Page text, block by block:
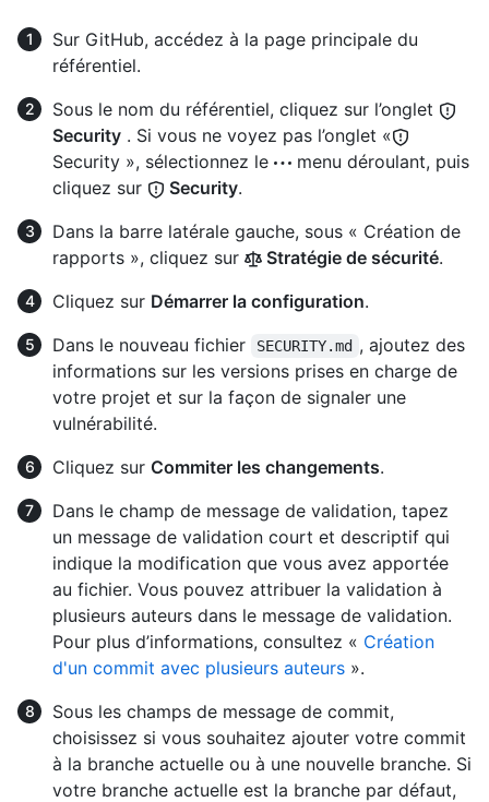
Sur GitHub, accédez à la page principale du
référentiel.
Sous le nom du référentiel, cliquez sur l’onglet
Security . Si vous ne voyez pas l’onglet «
Security », sélectionnez le
menu déroulant, puis
cliquez sur
Security.
Dans la barre latérale gauche, sous « Création de
rapports », cliquez sur
Stratégie de sécurité.
Cliquez sur Démarrer la configuration.
Dans le nouveau fichier
SECURITY.md , ajoutez des
informations sur les versions prises en charge de
votre projet et sur la façon de signaler une
vulnérabilité.
Cliquez sur Commiter les changements.
Dans le champ de message de validation, tapez
un message de validation court et descriptif qui
indique la modification que vous avez apportée
au fichier. Vous pouvez attribuer la validation à
plusieurs auteurs dans le message de validation.
Pour plus d’informations, consultez « Création
d'un commit avec plusieurs auteurs ».
Sous les champs de message de commit,
choisissez si vous souhaitez ajouter votre commit
à la branche actuelle ou à une nouvelle branche. Si
votre branche actuelle est la branche par défaut,